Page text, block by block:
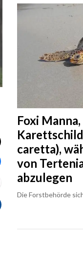
Foxi
caretta),
von
abzulegen
Die Forstbehörde